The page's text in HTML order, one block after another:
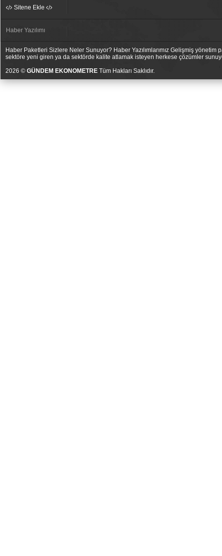
Sitene Ekle
Haber Yazılımı
Haber Paketleri Sizlere Neler Sunuyor? Haber Yazılımlarımız Gelişmiş
sektöre yeni giren ya da sektörde kalite atlamak isteyen herkese çözümler
2026 © GÜNDEM EKONOMETRE Tüm Hakları Saklıdır.